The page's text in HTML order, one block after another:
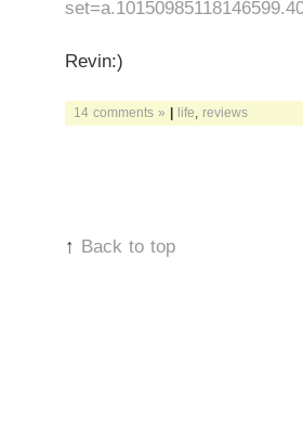
Revin:)
14 comments » | life reviews
↑ Back to top